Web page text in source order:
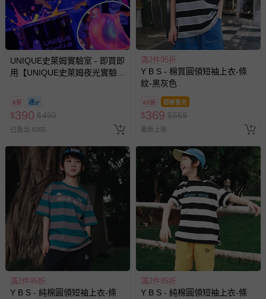
UNIQUE史萊姆實驗室 - 即買即
用【UNIQUE史萊姆夜光實驗室
8/30 (電子票券，於展期現場憑
訂單編號兌換，逾期作廢) (大
人小孩均一價(3歲以上需購票))
8折
$390 $490
已售出 4265
滿2件95折
Y B S - 棉質圓領短袖上衣-條
紋-黑灰色
65折 即將售完
$369 $569
最新上架
滿2件95折
Y B S - 純棉圓領短袖上衣-條
滿2件95折
Y B S - 純棉圓領短袖上衣-條